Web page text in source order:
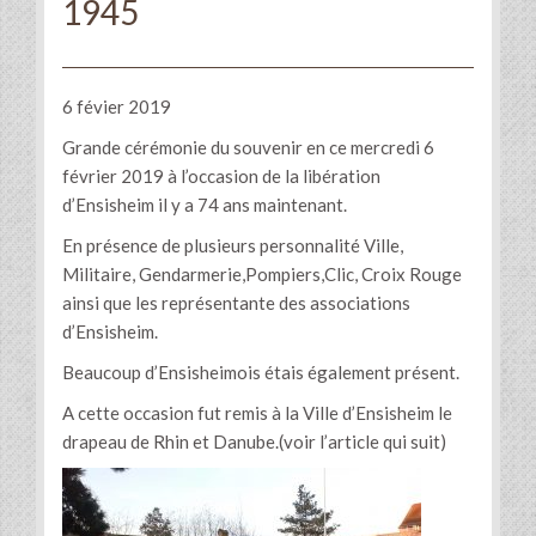
1945
6 févier 2019
Grande cérémonie du souvenir en ce mercredi 6
février 2019 à l’occasion de la libération
d’Ensisheim il y a 74 ans maintenant.
En présence de plusieurs personnalité Ville,
Militaire, Gendarmerie,Pompiers,Clic, Croix Rouge
ainsi que les représentante des associations
d’Ensisheim.
Beaucoup d’Ensisheimois étais également présent.
A cette occasion fut remis à la Ville d’Ensisheim le
drapeau de Rhin et Danube.(voir l’article qui suit)